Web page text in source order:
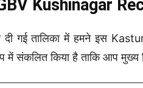
Kushinagar
दी गई तालिका में हमने इस
में संकलित किया है ताकि आप